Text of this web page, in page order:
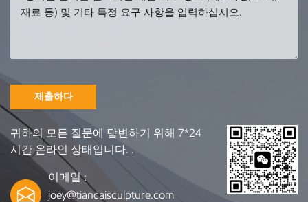
제출하다
귀하의 모든 질문에 답변하기 위해 7*24
시간 온라인 상태입니다. .
이메일 :
joey@tiancaisculpture.com